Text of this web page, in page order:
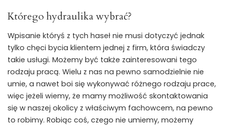
Którego hydraulika wybrać?
Wpisanie któryś z tych haseł nie musi dotyczyć jednak
tylko chęci bycia klientem jednej z firm, która świadczy
takie usługi. Możemy być także zainteresowani tego
rodzaju pracą. Wielu z nas na pewno samodzielnie nie
umie, a nawet boi się wykonywać różnego rodzaju prace,
więc jeżeli wiemy, że mamy możliwość skontaktowania
się w naszej okolicy z właściwym fachowcem, na pewno
to robimy. Robiąc coś, czego nie umiemy, możemy